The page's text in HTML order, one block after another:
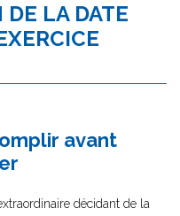
LA DATE
avant
décidant de la